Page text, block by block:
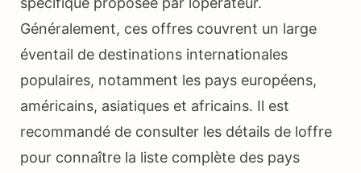
Généralement, ces offres couvrent un large
éventail de destinations internationales
populaires, notamment les pays européens,
américains, asiatiques et africains. Il est
recommandé de consulter les détails de loffre
pour connaître la liste complète des pays